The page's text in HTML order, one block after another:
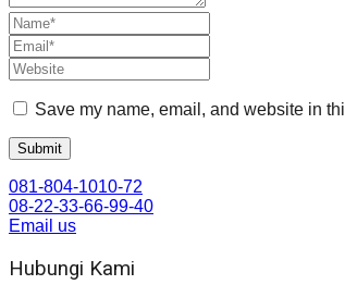
Save my name, email, and website in
081-804-1010-72
08-22-33-66-99-40
Email us
Hubungi Kami